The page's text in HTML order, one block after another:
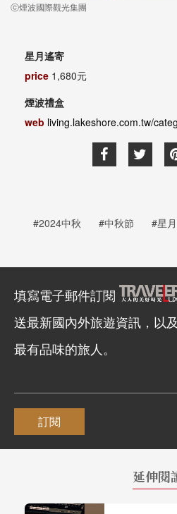
ⓒ煙波國際觀光集團
星月遙寄
price 1,680元
煙波禮盒
web living.lakeshore.com.tw/
#2024中秋 #中秋節 #星
填寫電子郵件訂閱
送最新國內外旅遊資訊，以
最有品味的旅人。
訂閱
延伸閱